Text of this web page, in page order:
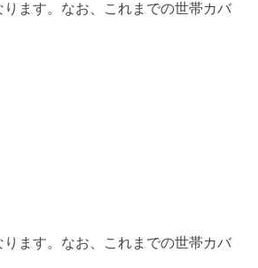
ります。なお、これまでの世帯カバ
ります。なお、これまでの世帯カバ